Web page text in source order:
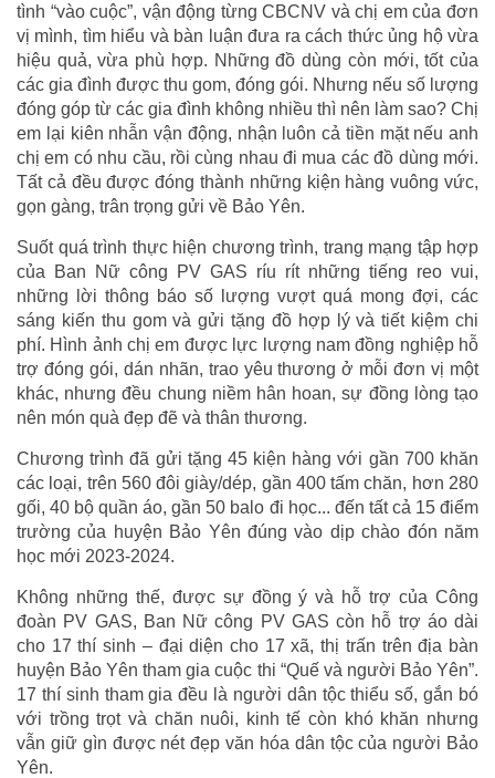
tình “vào cuộc”, vận động từng CBCNV và chị em của đơn
vị mình, tìm hiểu và bàn luận đưa ra cách thức ủng hộ vừa
hiệu quả, vừa phù hợp. Những đồ dùng còn mới, tốt của
các gia đình được thu gom, đóng gói. Nhưng nếu số lượng
đóng góp từ các gia đình không nhiều thì nên làm sao? Chị
em lại kiên nhẫn vận động, nhận luôn cả tiền mặt nếu anh
chị em có nhu cầu, rồi cùng nhau đi mua các đồ dùng mới.
Tất cả đều được đóng thành những kiện hàng vuông vức,
gọn gàng, trân trọng gửi về Bảo Yên.
Suốt quá trình thực hiện chương trình, trang mạng tập hợp
của Ban Nữ công PV GAS ríu rít những tiếng reo vui,
những lời thông báo số lượng vượt quá mong đợi, các
sáng kiến thu gom và gửi tặng đồ hợp lý và tiết kiệm chi
phí. Hình ảnh chị em được lực lượng nam đồng nghiệp hỗ
trợ đóng gói, dán nhãn, trao yêu thương ở mỗi đơn vị một
khác, nhưng đều chung niềm hân hoan, sự đồng lòng tạo
nên món quà đẹp đẽ và thân thương.
Chương trình đã gửi tặng 45 kiện hàng với gần 700 khăn
các loại, trên 560 đôi giày/dép, gần 400 tấm chăn, hơn 280
gối, 40 bộ quần áo, gần 50 balo đi học... đến tất cả 15 điểm
trường của huyện Bảo Yên đúng vào dịp chào đón năm
học mới 2023-2024.
Không những thế, được sự đồng ý và hỗ trợ của Công
đoàn PV GAS, Ban Nữ công PV GAS còn hỗ trợ áo dài
cho 17 thí sinh – đại diện cho 17 xã, thị trấn trên địa bàn
huyện Bảo Yên tham gia cuộc thi “Quế và người Bảo Yên”.
17 thí sinh tham gia đều là người dân tộc thiểu số, gắn bó
với trồng trọt và chăn nuôi, kinh tế còn khó khăn nhưng
vẫn giữ gìn được nét đẹp văn hóa dân tộc của người Bảo
Yên.